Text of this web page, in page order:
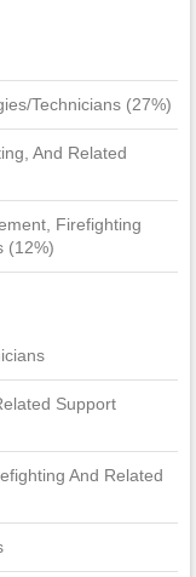
Technicians (27%)
And Related
Firefighting
(12%)
Support
And Related